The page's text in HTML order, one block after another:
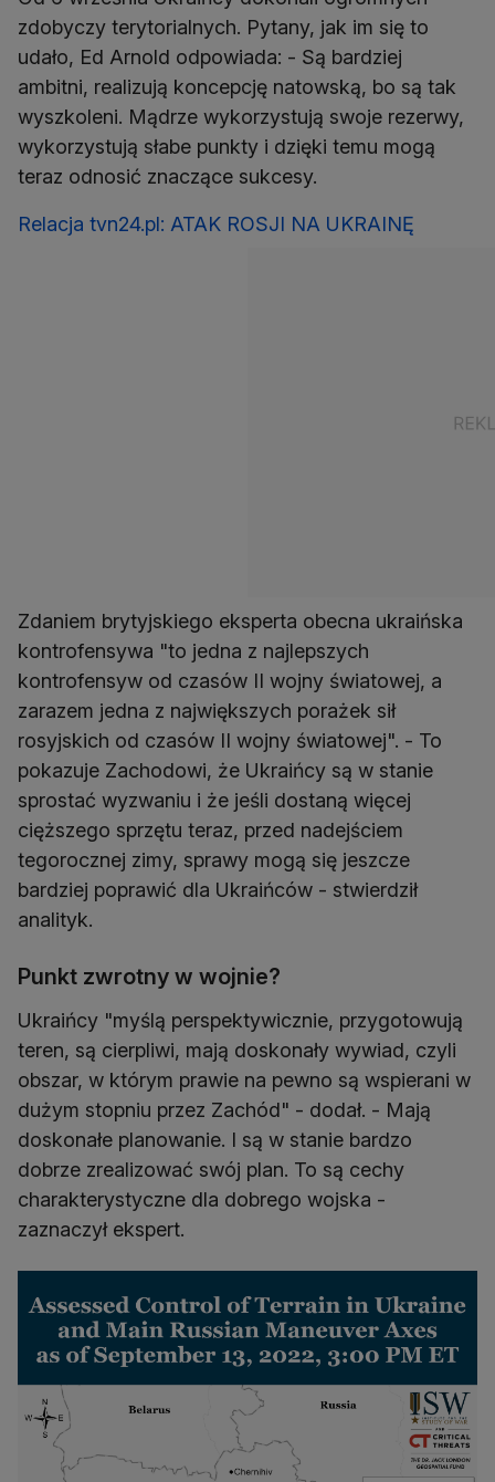
zdobyczy terytorialnych. Pytany, jak im się to
udało, Ed Arnold odpowiada: - Są bardziej
ambitni, realizują koncepcję natowską, bo są tak
wyszkoleni. Mądrze wykorzystują swoje rezerwy,
wykorzystują słabe punkty i dzięki temu mogą
teraz odnosić znaczące sukcesy.
Relacja tvn24.pl: ATAK ROSJI NA UKRAINĘ
Zdaniem brytyjskiego eksperta obecna ukraińska
kontrofensywa "to jedna z najlepszych
kontrofensyw od czasów II wojny światowej, a
zarazem jedna z największych porażek sił
rosyjskich od czasów II wojny światowej". - To
pokazuje Zachodowi, że Ukraińcy są w stanie
sprostać wyzwaniu i że jeśli dostaną więcej
cięższego sprzętu teraz, przed nadejściem
tegorocznej zimy, sprawy mogą się jeszcze
bardziej poprawić dla Ukraińców - stwierdził
analityk.
Punkt zwrotny w wojnie?
Ukraińcy "myślą perspektywicznie, przygotowują
teren, są cierpliwi, mają doskonały wywiad, czyli
obszar, w którym prawie na pewno są wspierani w
dużym stopniu przez Zachód" - dodał. - Mają
doskonałe planowanie. I są w stanie bardzo
dobrze zrealizować swój plan. To są cechy
charakterystyczne dla dobrego wojska -
zaznaczył ekspert.